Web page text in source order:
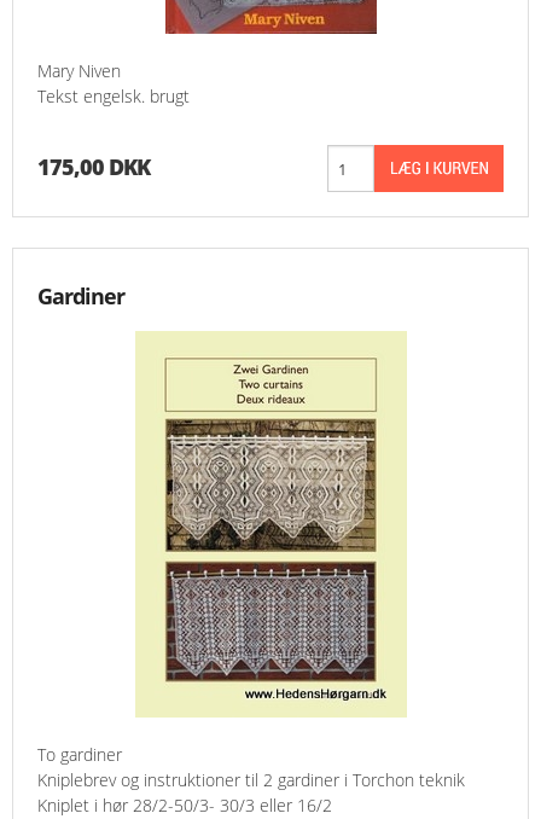
Mary Niven
Tekst engelsk. brugt
175,00 DKK
Gardiner
To gardiner
Kniplebrev og instruktioner til 2 gardiner i Torchon teknik
Kniplet i hør 28/2-50/3- 30/3 eller 16/2